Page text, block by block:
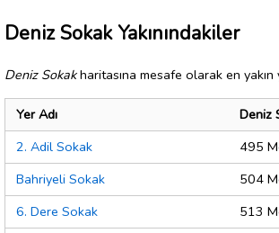
Deniz Sokak Yakınındakiler
Deniz Sokakharitasına mesafe olarak en yakın
Yer Adı
Deniz
2. Adil Sokak
495
Bahriyeli Sokak
504
6. Dere Sokak
513